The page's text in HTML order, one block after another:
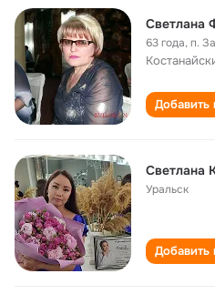
Светлана
63 года,п.
Добавить
Светлана
Уральск
Добавить